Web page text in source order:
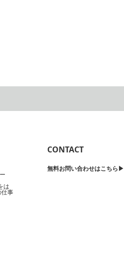
は
事
CONTACT
無料お問い合わせはこちら▶︎